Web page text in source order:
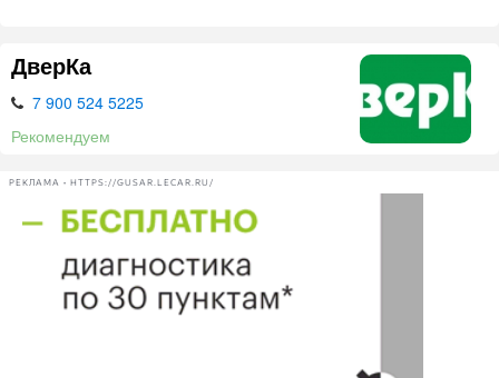
ДверКа
7 900 524 5225
Рекомендуем
РЕКЛАМА • HTTPS://GUSAR.LECAR.RU/